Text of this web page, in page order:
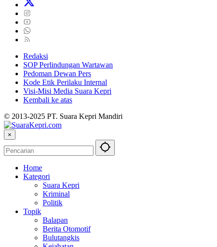
Redaksi
SOP Perlindungan Wartawan
Pedoman Dewan Pers
Kode Etik Perilaku Internal
Visi-Misi Media Suara Kepri
Kembali ke atas
© 2013-2025 PT. Suara Kepri Mandiri
×
Home
Kategori
Suara Kepri
Kriminal
Politik
Topik
Balapan
Berita Otomotif
Bulutangkis